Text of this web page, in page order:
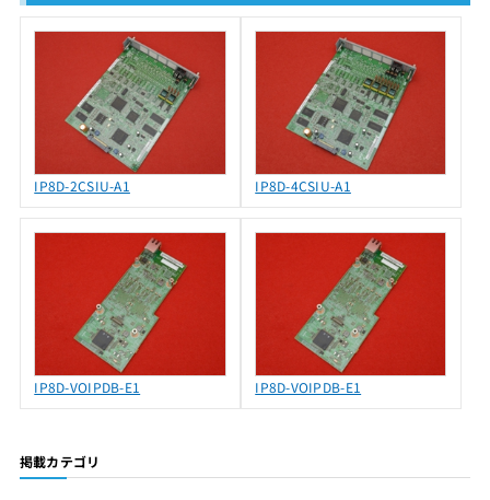
IP8D-2CSIU-A1 IP8D-4CSIU-A1
IP8D-VOIPDB-E1 IP8D-VOIPDB-E1
掲載カテゴリ